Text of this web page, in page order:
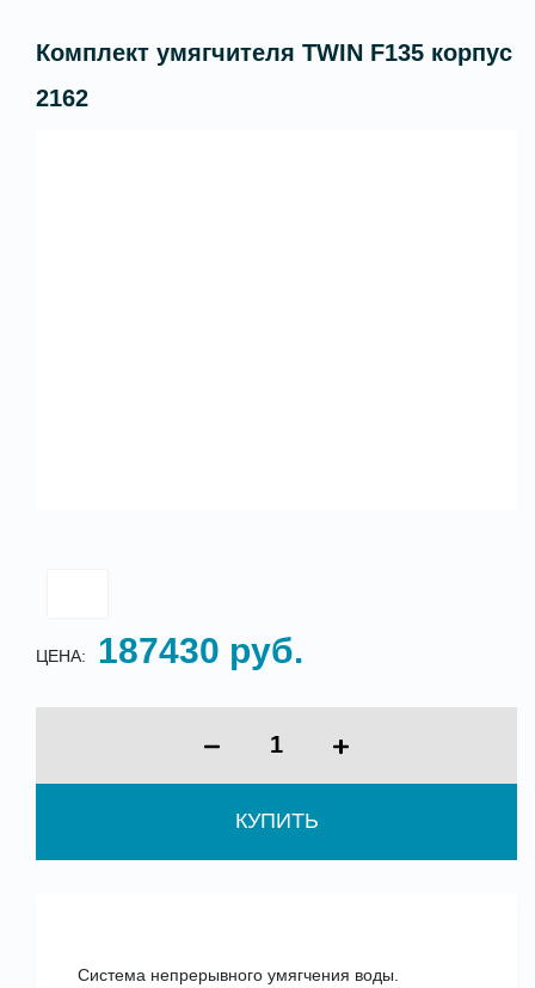
Комплект умягчителя TWIN F135 корпус
2162
ЦЕНА: 187430 руб.
КУПИТЬ
Система непрерывного умягчения воды.